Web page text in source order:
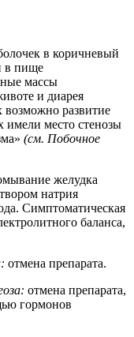
в коричневый
в пище
массы
и диарея
развитие
имели место стенозы
(см. Побочное
желудка
натрия
Симптоматическая
баланса,
отмена препарата.
отмена препарата,
гормонов